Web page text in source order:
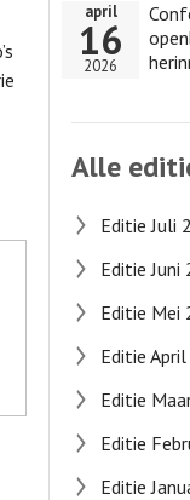
april
16
2026
Alle
Editie Juli
Editie Juni
Editie Mei
Editie
Editie
Editie
Editie